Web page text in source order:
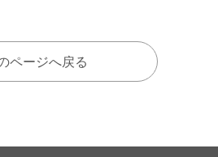
ページへ戻る